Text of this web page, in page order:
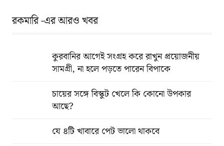
রকমারি -এর আরও খবর
কুরবানির আগেই সংগ্রহ করে রাখুন প্রয়োজনীয়
সামগ্রী, না হলে পড়তে পারেন বিপাকে
চায়ের সঙ্গে বিস্কুট খেলে কি কোনো উপকার
আছে?
যে ৪টি খাবারে পেট ভালো থাকবে